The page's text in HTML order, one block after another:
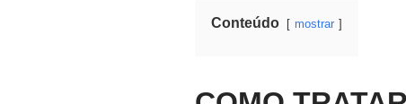
Conteúdo mostrar